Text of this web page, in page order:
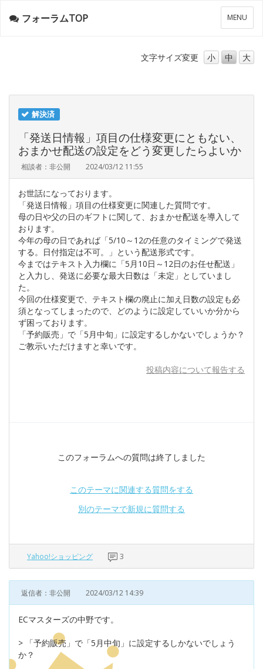
メ
ニ
ー
MENU
フォーラムTOP
文字サイズ変更 小 中 大
解決済
「発送日情報」項目の仕様変更にともない、
おまかせ配送の設定をどう変更したらよいか
相談者：非公開 2024/03/12 11:55
お世話になっております。
「発送日情報」項目の仕様変更に関連した質問です。
母の日や父の日のギフトに関して、おまかせ配送を導入して
おります。
今年の母の日であれば「5/10～12の任意のタイミングで発送
する。日付指定は不可。」という配送形式です。
今まではテキスト入力欄に「5月10日～12日のお任せ配送」
と入力し、発送に必要な最大日数は「未定」としていまし
た。
今回の仕様変更で、テキスト欄の廃止に加え日数の設定も必
須となってしまったので、どのように設定していいか分から
ず困っております。
「予約販売」で「5月中旬」に設定するしかないでしょうか？
ご教示いただけますと幸いです。
投稿内容について報告する
このフォーラムへの質問は終了しました
このテーマに関連する質問をする
別のテーマで新規に質問する
Yahoo!ショッピング 3
返信者：非公開 2024/03/12 14:39
ECマスターズの中野です。
> 「予約販売」で「5月中旬」に設定するしかないでしょう
か？